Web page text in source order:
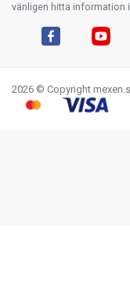
vänligen hitta information
2026 © Copyright